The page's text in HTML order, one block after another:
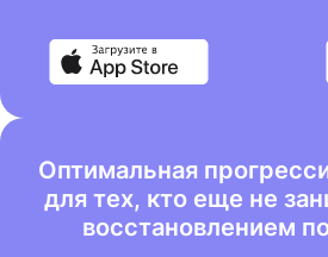
Оптимальная
для тех, кто еще не
восстановлением